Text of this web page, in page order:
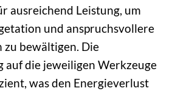
ausreichend Leistung, um
und anspruchsvollere
zu bewältigen. Die
die jeweiligen Werkzeuge
was den Energieverlust